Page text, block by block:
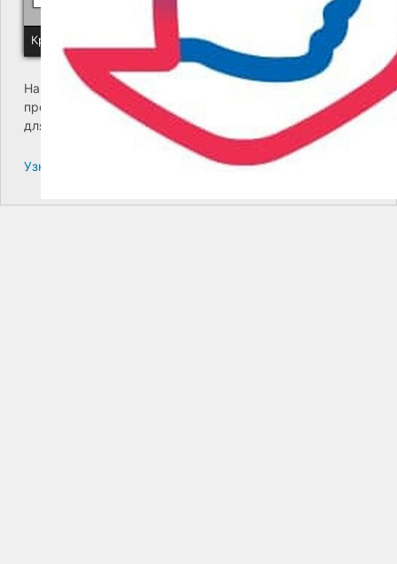
Краевое государственное унитарное предприятие
На сайте возникла критическая ошибка. Пожалуйста,
проверьте входящие сообщения почты администратора
для дальнейших инструкций.
Узнайте больше про решение проблем с WordPress.